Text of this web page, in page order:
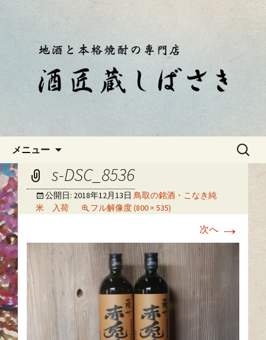
静岡・南伊豆の酒屋「酒匠蔵し
ばさき」のブログ
静岡・南伊豆の酒屋「酒匠蔵しばさ
き」おやじのつぶやき
メニュー
検
s-DSC_8536
公開日: 2018年12月13日 鳥取の銘酒・こなき純
米 入荷
フル解像度 (800 × 535)
次へ →